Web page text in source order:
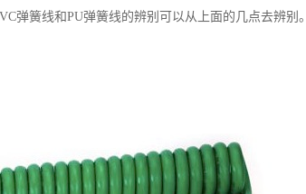
弹簧线和PU弹簧线的辨别可以从上面的几点去辨别。